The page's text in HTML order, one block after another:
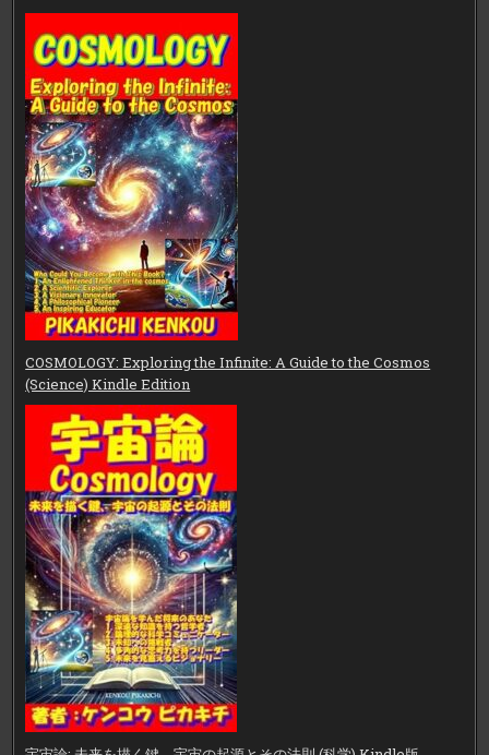
COSMOLOGY: Exploring the Infinite: A Guide to the Cosmos
(Science) Kindle Edition